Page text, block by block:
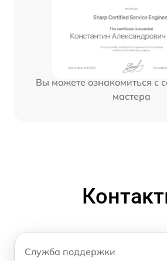
Вы можете ознакомиться с
мастера
Служба поддержки